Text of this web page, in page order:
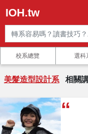
IOH.tw
校系總覽 選科
美髮造型設計系 相關